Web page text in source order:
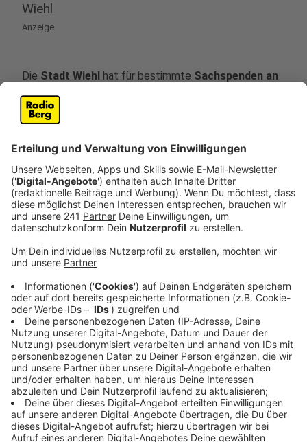
Wiehl
Anzeige
Die Stadt Wiehl hat für bestimmte Sachspenden an
Geflüchtete
Sammelstelle eingerichtet. Gegenstände wie
Schulranzen, Haushaltsutensilien, Küchengeräte und
Spielzeug können ab Dienstag, 22. März 2022, im
Gebäude Auf der Wäsche 1 im Alpetal abgegeben
werden. Die dortige Sammelstelle hat in dieser Woche
täglich von 10:00 bis 12:00 Uhr geöffnet. Ab der
nächsten Woche steht das Angebot jeweils
ausschließlich mittwochs zwischen 14:00 und 16:00
Bettwäsche oder Handtüchern dient der Zweite-
in der Schulstraße 2 weiterhin als Anlaufstelle Der
Laden ist geöffnet dienstags von 10:00 bis 18:00 Uhr.
Andere Annahme- und Öffnungszeiten zur Abholung
sind individuell beim Gemeindebüro zu vereinbaren,
Telefon 02262 93114.
Anzeige
Ob Kleidung, Bettwäsche, Handtücher,